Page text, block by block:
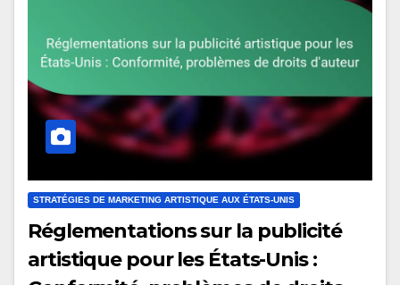
STRATÉGIES DE MARKETING ARTISTIQUE AUX ÉTATS-UNIS
Réglementations sur la publicité
artistique pour les États-Unis :